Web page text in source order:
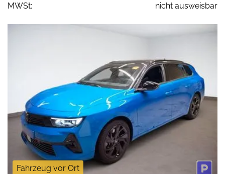
MWSt:
nicht ausweisbar
Fahrzeug vor Ort